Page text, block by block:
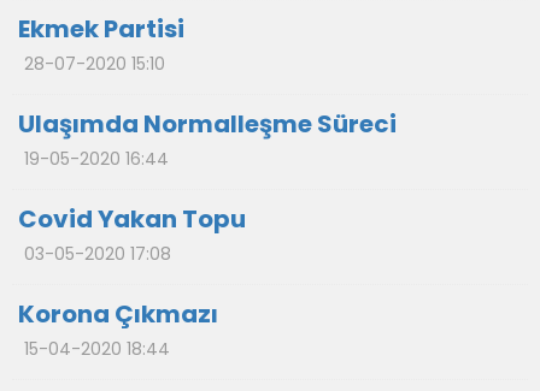
Ekmek Partisi
28-07-2020 15:10
Ulaşımda Normalleşme Süreci
19-05-2020 16:44
Covid Yakan Topu
03-05-2020 17:08
Korona Çıkmazı
15-04-2020 18:44